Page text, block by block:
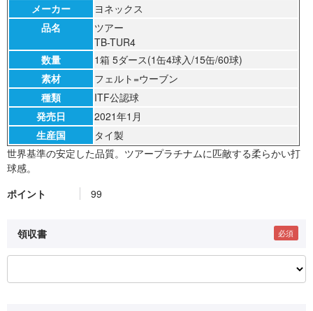
ポイント 99
領収書
メーカー
ヨネックス
品名
ツアー
TB-TUR4
数量
1箱 5ダース(1缶4球入/15缶/60球)
素材
フェルト=ウーブン
種類
ITF公認球
発売日
2021年1月
生産国
タイ製
世界基準の安定した品質。ツアープラチナムに匹敵する柔らかい打
球感。